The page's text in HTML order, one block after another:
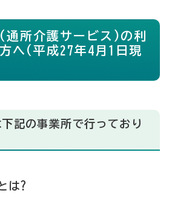
通所介護サービス)の利
へ(平成27年4月1日現
記の事業所で行っており
は?